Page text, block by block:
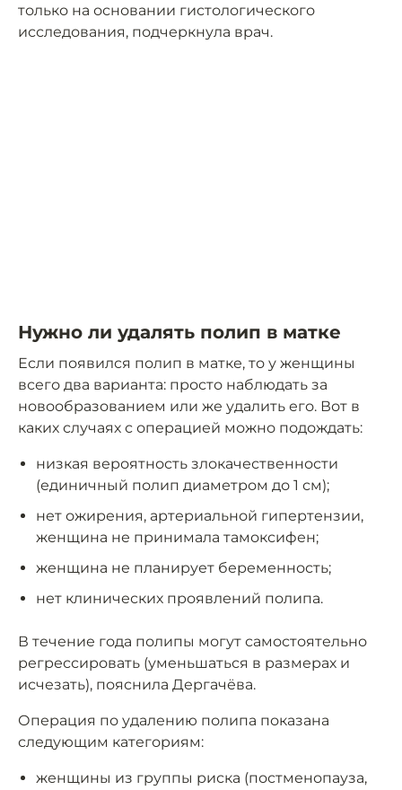
только на основании гистологического
исследования, подчеркнула врач.
Нужно ли удалять полип в матке
Если появился полип в матке, то у женщины
всего два варианта: просто наблюдать за
новообразованием или же удалить его. Вот в
каких случаях с операцией можно подождать:
низкая вероятность злокачественности
(единичный полип диаметром до 1 см);
нет ожирения, артериальной гипертензии,
женщина не принимала тамоксифен;
женщина не планирует беременность;
нет клинических проявлений полипа.
В течение года полипы могут самостоятельно
регрессировать (уменьшаться в размерах и
исчезать), пояснила Дергачёва.
Операция по удалению полипа показана
следующим категориям:
женщины из группы риска (постменопауза,